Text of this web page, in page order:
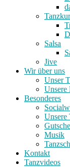
Salsa
Jive
Wir über uns
Unser
Unsere
Besonderes
Unsere
Musik
Kontakt
Tanzvideos